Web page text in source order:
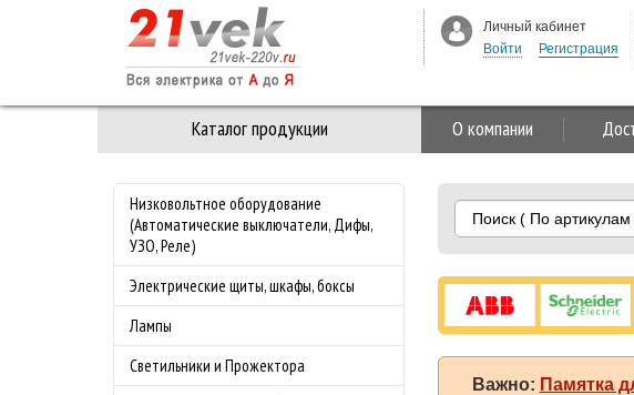
Каталог продукции О компании
Низковольтное оборудование
(Автоматические выключатели, Дифы,
УЗО, Реле)
Электрические щиты, шкафы, боксы
Лампы
Светильники и Прожектора
Поиск( По артикулам
Важно: Памятка
Личный кабинет
Войти
Регистрация